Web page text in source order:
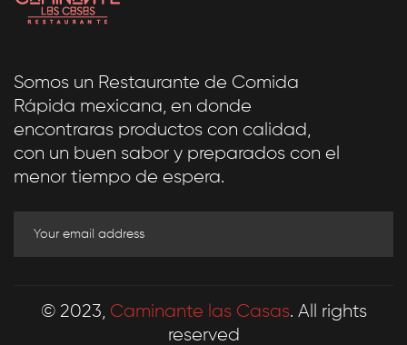
Somos un Restaurante de Comida
Rápida mexicana, en donde
encontraras productos con calidad,
con un buen sabor y preparados con el
menor tiempo de espera.
© 2023, Caminante las Casas. All rights
reserved